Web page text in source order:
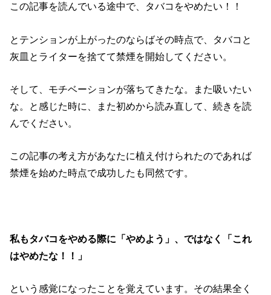
この記事を読んでいる途中で、タバコをやめたい！！
とテンションが上がったのならばその時点で、タバコと
灰皿とライターを捨てて禁煙を開始してください。
そして、モチベーションが落ちてきたな。また吸いたい
な。と感じた時に、また初めから読み直して、続きを読
んでください。
この記事の考え方があなたに植え付けられたのであれば
禁煙を始めた時点で成功したも同然です。
私もタバコをやめる際に「やめよう」、ではなく「これ
はやめたな！！」
という感覚になったことを覚えています。その結果全く